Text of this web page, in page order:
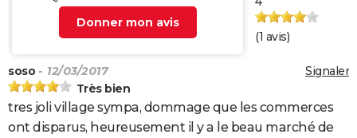
Donner mon avis
(1 avis)
Signaler
soso - 12/03/2017
Très bien
tres joli village sympa, dommage que les commerces
ont disparus, heureusement il y a le beau marché de